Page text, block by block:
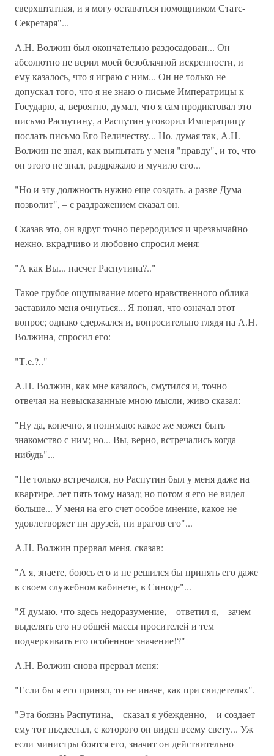
сверхштатная, и я могу оставаться помощником Статс-
Секретаря"...
А.Н. Волжин был окончательно раздосадован... Он
абсолютно не верил моей безоблачной искренности, и
ему казалось, что я играю с ним... Он не только не
допускал того, что я не знаю о письме Императрицы к
Государю, а, вероятно, думал, что я сам продиктовал это
письмо Распутину, а Распутин уговорил Императрицу
послать письмо Его Величеству... Но, думая так, А.Н.
Волжин не знал, как выпытать у меня "правду", и то, что
он этого не знал, раздражало и мучило его...
"Но и эту должность нужно еще создать, а разве Дума
позволит", – с раздражением сказал он.
Сказав это, он вдруг точно переродился и чрезвычайно
нежно, вкрадчиво и любовно спросил меня:
"А как Вы... насчет Распутина?.."
Такое грубое ощупывание моего нравственного облика
заставило меня очнуться... Я понял, что означал этот
вопрос; однако сдержался и, вопросительно глядя на А.Н.
Волжина, спросил его:
"Т.е.?.."
А.Н. Волжин, как мне казалось, смутился и, точно
отвечая на невысказанные мною мысли, живо сказал:
"Ну да, конечно, я понимаю: какое же может быть
знакомство с ним; но... Вы, верно, встречались когда-
нибудь"...
"Не только встречался, но Распутин был у меня даже на
квартире, лет пять тому назад; но потом я его не видел
больше... У меня на его счет особое мнение, какое не
удовлетворяет ни друзей, ни врагов его"...
А.Н. Волжин прервал меня, сказав:
"А я, знаете, боюсь его и не решился бы принять его даже
в своем служебном кабинете, в Синоде"...
"Я думаю, что здесь недоразумение, – ответил я, – зачем
выделять его из общей массы просителей и тем
подчеркивать его особенное значение!?"
А.Н. Волжин снова прервал меня:
"Если бы я его принял, то не иначе, как при свидетелях".
"Эта боязнь Распутина, – сказал я убежденно, – и создает
ему тот пьедестал, с которого он виден всему свету... Уж
если министры боятся его, значит он действительно